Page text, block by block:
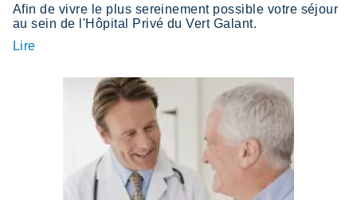
Afin de vivre le plus sereinement possible votre séjour
au sein de l'Hôpital Privé du Vert Galant.
Lire